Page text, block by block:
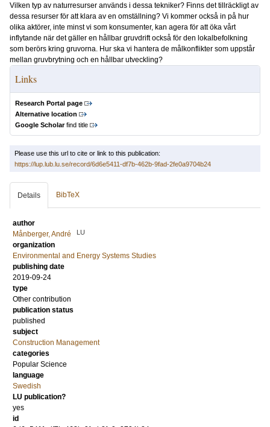
Vilken typ av naturresurser används i dessa tekniker? Finns det tillräckligt av
dessa resurser för att klara av en omställning? Vi kommer också in på hur
olika aktörer, inte minst vi som konsumenter, kan agera för att öka vårt
inflytande när det gäller en hållbar gruvdrift också för den lokalbefolkning
som berörs kring gruvorna. Hur ska vi hantera de målkonflikter som uppstår
mellan gruvbrytning och en hållbar utveckling?
Links
Research Portal page
Alternative location
Google Scholarfind title
Please use this url to cite or link to this publication:
https://lup.lub.lu.se/record/6d6e5411-df7b-462b-9fad-2fe0a9704b24
Details BibTeX
author
Månberger, André
LU
organization
Environmental and Energy Systems Studies
publishing date
2019-09-24
type
Other contribution
publication status
published
subject
Construction Management
categories
Popular Science
language
Swedish
LU publication?
yes
id